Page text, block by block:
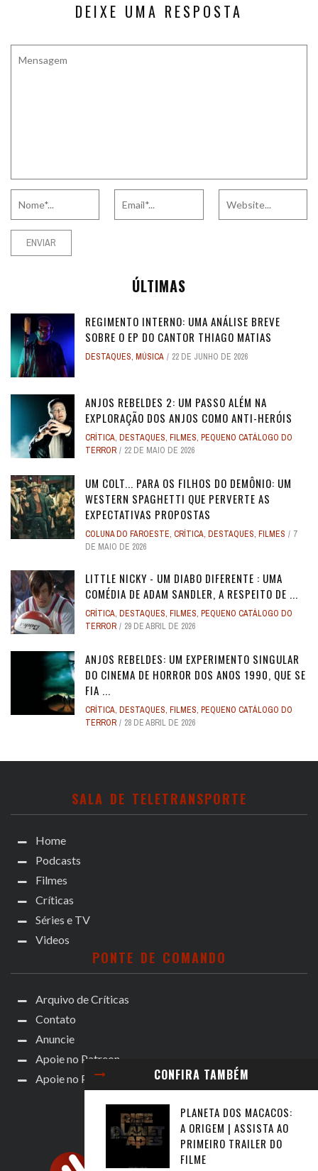
DEIXE UMA RESPOSTA
CONFIRA TAMBÉM
PLANETA DOS MACACOS:
A ORIGEM | ASSISTA AO
PRIMEIRO TRAILER DO
FILME
ÚLTIMAS
REGIMENTO INTERNO: UMA ANÁLISE BREVE
SOBRE O EP DO CANTOR THIAGO MATIAS
DESTAQUES, MÚSICA 22 DE JUNHO DE 2026
ANJOS REBELDES 2: UM PASSO ALÉM NA
EXPLORAÇÃO DOS ANJOS COMO ANTI-HERÓIS
CRÍTICA, DESTAQUES, FILMES, PEQUENO CATÁLOGO DO
TERROR
22 DE MAIO DE 2026
UM COLT... PARA OS FILHOS DO DEMÔNIO: UM
WESTERN SPAGHETTI QUE PERVERTE AS
EXPECTATIVAS PROPOSTAS
COLUNA DO FAROESTE, CRÍTICA, DESTAQUES, FILMES
7
DE MAIO DE 2026
LITTLE NICKY - UM DIABO DIFERENTE : UMA
COMÉDIA DE ADAM SANDLER, A RESPEITO DE ...
CRÍTICA, DESTAQUES, FILMES, PEQUENO CATÁLOGO DO
TERROR
29 DE ABRIL DE 2026
ANJOS REBELDES: UM EXPERIMENTO SINGULAR
DO CINEMA DE HORROR DOS ANOS 1990, QUE SE
FIA ...
CRÍTICA, DESTAQUES, FILMES, PEQUENO CATÁLOGO DO
TERROR
28 DE ABRIL DE 2026
SALA DE TELETRANSPORTE
Home
Podcasts
Filmes
Críticas
Séries e TV
Videos
PONTE DE COMANDO
Arquivo de Críticas
Contato
Anuncie
Apoie no Patreon
Apoie no Padrim!